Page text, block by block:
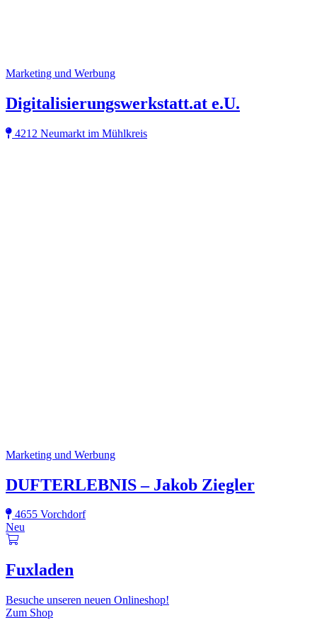
Marketing und Werbung
Digitalisierungswerkstatt.at e.U.
4212 Neumarkt im Mühlkreis
Marketing und Werbung
DUFTERLEBNIS – Jakob Ziegler
4655 Vorchdorf
Neu
Fuxladen
Besuche unseren neuen Onlineshop!
Zum Shop